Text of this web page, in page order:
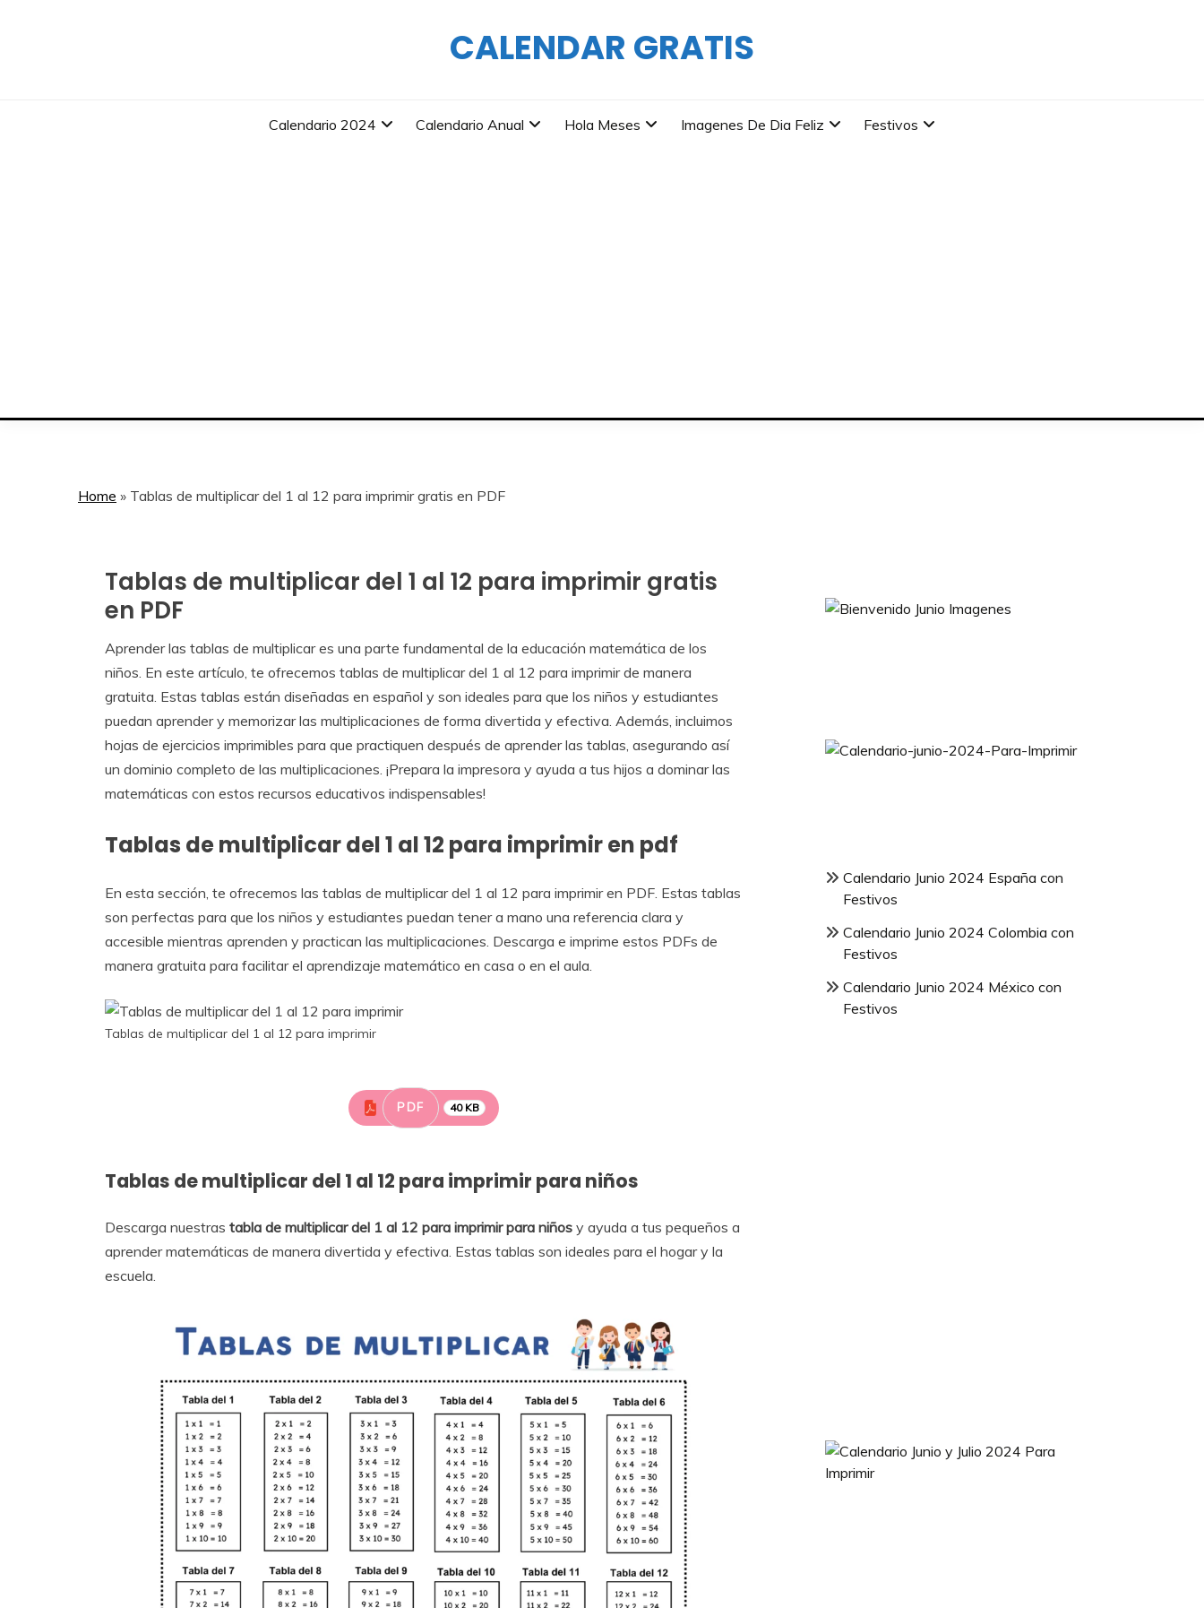
CALENDAR GRATIS
Calendario 2024 Calendario Anual Hola Meses Imagenes De Dia Feliz Festivos
Home » Tablas de multiplicar del 1 al 12 para imprimir gratis en PDF
Hojas
Tablas de multiplicar del 1 al 12 para imprimir gratis
en PDF
May
22,
2024
Calendar
Aprender las tablas de multiplicar es una parte fundamental de la educación matemática de los
niños. En este artículo, te ofrecemos tablas de multiplicar del 1 al 12 para imprimir de manera
gratuita. Estas tablas están diseñadas en español y son ideales para que los niños y estudiantes
puedan aprender y memorizar las multiplicaciones de forma divertida y efectiva. Además, incluimos
hojas de ejercicios imprimibles para que practiquen después de aprender las tablas, asegurando así
un dominio completo de las multiplicaciones. ¡Prepara la impresora y ayuda a tus hijos a dominar las
matemáticas con estos recursos educativos indispensables!
Tablas de multiplicar del 1 al 12 para imprimir en pdf
En esta sección, te ofrecemos las tablas de multiplicar del 1 al 12 para imprimir en PDF. Estas tablas
son perfectas para que los niños y estudiantes puedan tener a mano una referencia clara y
accesible mientras aprenden y practican las multiplicaciones. Descarga e imprime estos PDFs de
manera gratuita para facilitar el aprendizaje matemático en casa o en el aula.
Tablas de multiplicar del 1 al 12 para imprimir
PDF 40 KB
Tablas de multiplicar del 1 al 12 para imprimir para niños
Descarga nuestras tabla de multiplicar del 1 al 12 para imprimir para niños y ayuda a tus pequeños a
aprender matemáticas de manera divertida y efectiva. Estas tablas son ideales para el hogar y la
escuela.
Calendario Junio 2024 España con
Festivos
Calendario Junio 2024 Colombia con
Festivos
Calendario Junio 2024 México con
Festivos